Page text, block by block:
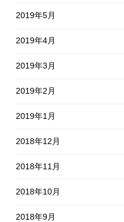
2019年5月
2019年4月
2019年3月
2019年2月
2019年1月
2018年12月
2018年11月
2018年10月
2018年9月